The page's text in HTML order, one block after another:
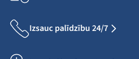
Izsauc palīdzību 24/7